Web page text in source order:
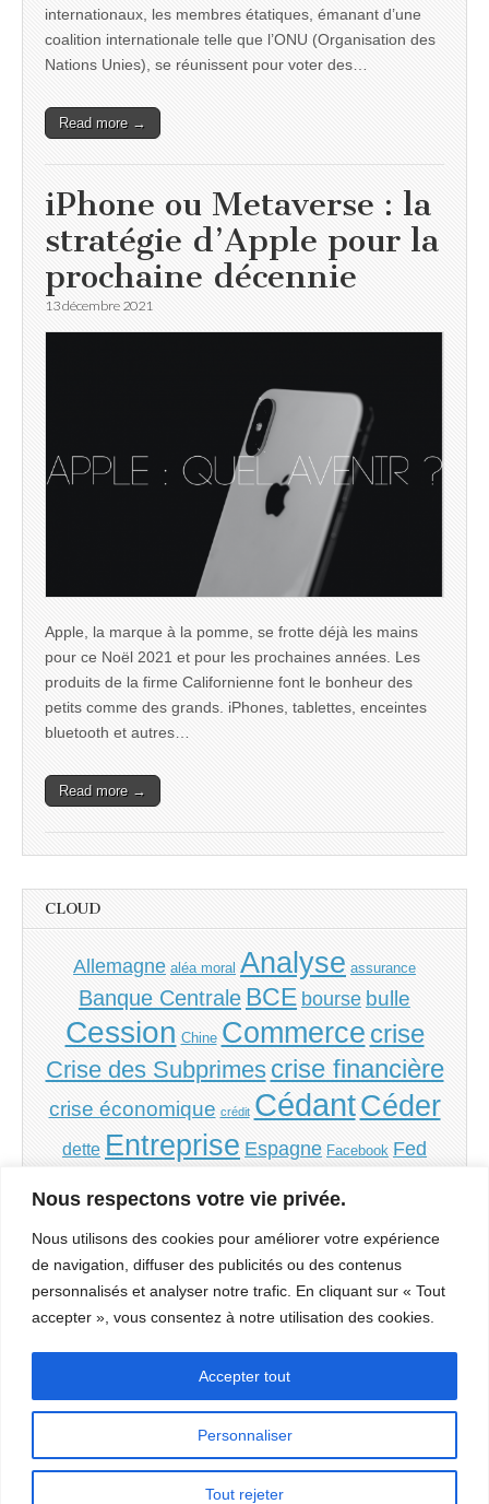
Nous respectons votre vie privée.
Nous utilisons des cookies pour améliorer votre expérience
de navigation, diffuser des publicités ou des contenus
personnalisés et analyser notre trafic. En cliquant sur « Tout
accepter », vous consentez à notre utilisation des cookies.
Personnaliser
Tout rejeter
Accepter tout
internationaux, les membres étatiques, émanant d’une
coalition internationale telle que l’ONU (Organisation des
Nations Unies), se réunissent pour voter des…
Read more →
iPhone ou Metaverse : la
stratégie d’Apple pour la
prochaine décennie
13 décembre 2021
Apple, la marque à la pomme, se frotte déjà les mains
pour ce Noël 2021 et pour les prochaines années. Les
produits de la firme Californienne font le bonheur des
petits comme des grands. iPhones, tablettes, enceintes
bluetooth et autres…
Read more →
CLOUD
Allemagne aléa moral Analyse assurance
Banque Centrale BCE bourse bulle
Cession Chine Commerce crise
Crise des Subprimes crise financière
crise économique crédit CédantCéder
dette Entreprise Espagne Facebook Fed
PMEPMI
ReprendreRepreneur
RepriseSociété spéculation
Évaluation
Économie & Finance